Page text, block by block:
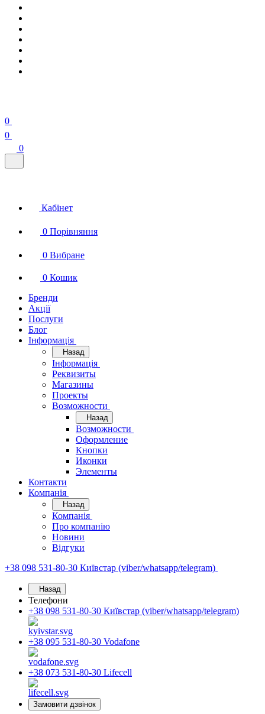
0
0
0
Кабінет
0 Порівняння
0 Вибране
0 Кошик
Бренди
Акції
Послуги
Блог
Інформація
Назад
Інформація
Реквизиты
Магазины
Проекты
Возможности
Назад
Возможности
Оформление
Кнопки
Иконки
Элементы
Контакти
Компанія
Назад
Компанія
Про компанію
Новини
Відгуки
+38 098 531-80-30 Київстар (viber/whatsapp/telegram)
Назад
Телефони
+38 098 531-80-30 Київстар (viber/whatsapp/telegram)
+38 095 531-80-30 Vodafone
+38 073 531-80-30 Lifecell
Замовити дзвінок